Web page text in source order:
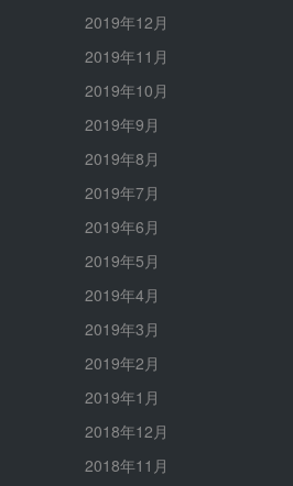
2019年12月
2019年11月
2019年10月
2019年9月
2019年8月
2019年7月
2019年6月
2019年5月
2019年4月
2019年3月
2019年2月
2019年1月
2018年12月
2018年11月